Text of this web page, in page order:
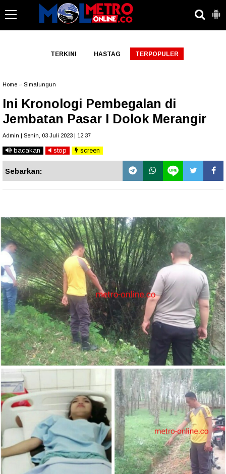
TERKINI HASTAG TERPOPULER
Home Simalungun
Ini Kronologi Pembegalan di
Jembatan Pasar I Dolok Merangir
Admin | Senin, 03 Juli 2023 | 12:37
bacakan stop screen
Sebarkan: